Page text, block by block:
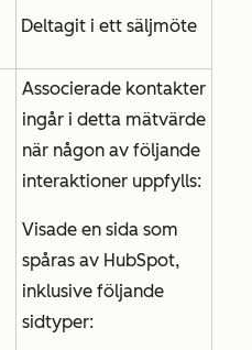
Deltagit i ett säljmöte
Associerade kontakter
ingår i detta mätvärde
när någon av följande
interaktioner uppfylls:
Visade en sida som
spåras av HubSpot,
inklusive följande
sidtyper: